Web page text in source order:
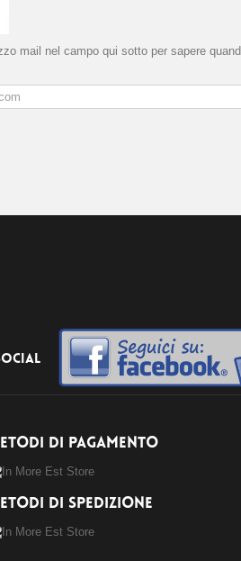
mail nel campo qui sotto per sapere
DI PAGAMENTO
DI SPEDIZIONE